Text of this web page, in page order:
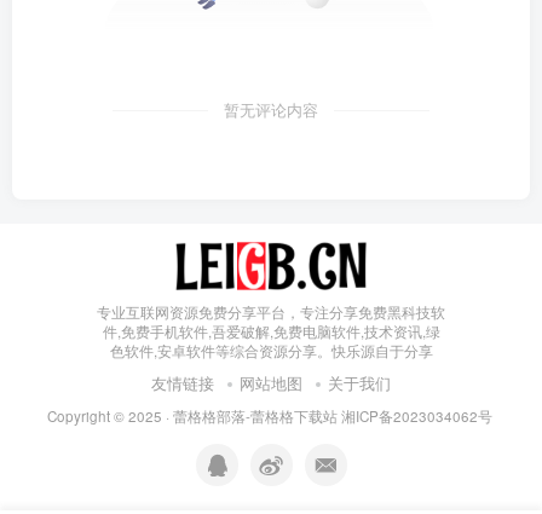
暂无评论内容
专业互联网资源免费分享平台，专注分享免费黑科技软
件,免费手机软件,吾爱破解,免费电脑软件,技术资讯,绿
色软件,安卓软件等综合资源分享。快乐源自于分享
友情链接 网站地图 关于我们
Copyright © 2025 · 蕾格格部落-蕾格格下载站 湘ICP备2023034062号